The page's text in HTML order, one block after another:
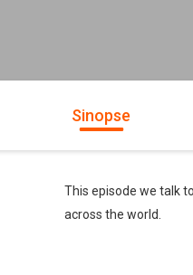
Sinopse
This episode we talk
across the world.